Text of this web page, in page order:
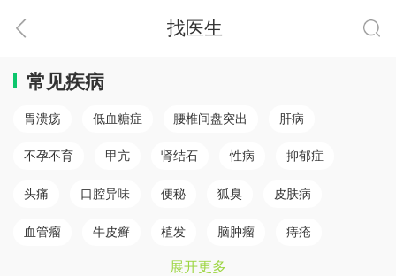
找医生
常见疾病
胃溃疡 低血糖症 腰椎间盘突出 肝病
不孕不育 甲亢 肾结石 性病 抑郁症
头痛 口腔异味 便秘 狐臭 皮肤病
血管瘤 牛皮癣 植发 脑肿瘤 痔疮
脾胃病 乳腺癌
展开更多